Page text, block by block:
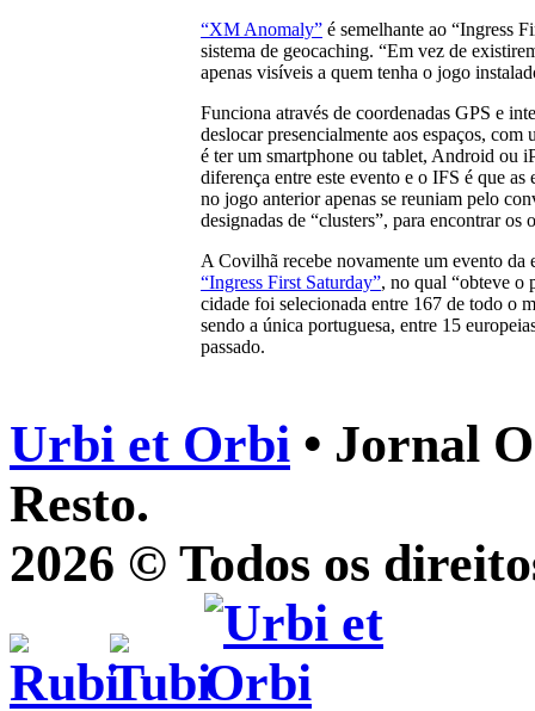
“XM Anomaly” é semelhante ao “Ingress
sistema de geocaching. “Em vez de
apenas visíveis a quem tenha o jogo
Funciona através de coordenadas GPS e
deslocar presencialmente aos espaços,
é ter um smartphone ou tablet, Android ou
diferença entre este evento e o IFS é que
no jogo anterior apenas se reuniam pelo
designadas de “clusters”, para encontrar
A Covilhã recebe novamente um evento da
“Ingress First Saturday”, no qual “obteve o
cidade foi selecionada entre 167 de todo o
sendo a única portuguesa, entre 15
passado.
Urbi et Orbi • Jornal
Resto.
2026 © Todos os